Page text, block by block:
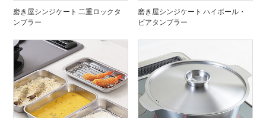
磨き屋シンジケート 二重ロックタ
ンブラー
磨き屋シンジケート ハイボール・
ビアタンブラー